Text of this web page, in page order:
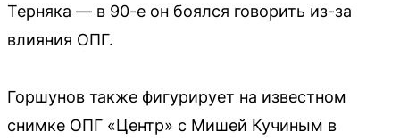
Терняка — в 90-е он боялся говорить из-за
влияния ОПГ.
Горшунов также фигурирует на известном
снимке ОПГ «Центр» с Мишей Кучиным в